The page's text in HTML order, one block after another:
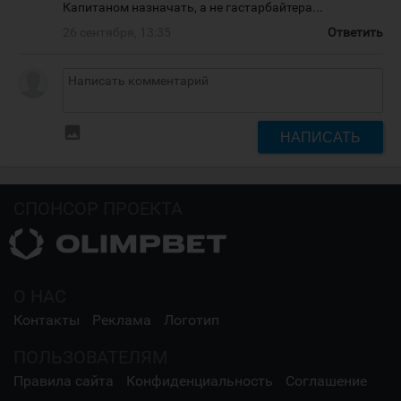
Капитаном назначать, а не гастарбайтера...
Ответить
НАПИСАТЬ
Контакты Реклама Логотип
Правила сайта Конфиденциальность Соглашение